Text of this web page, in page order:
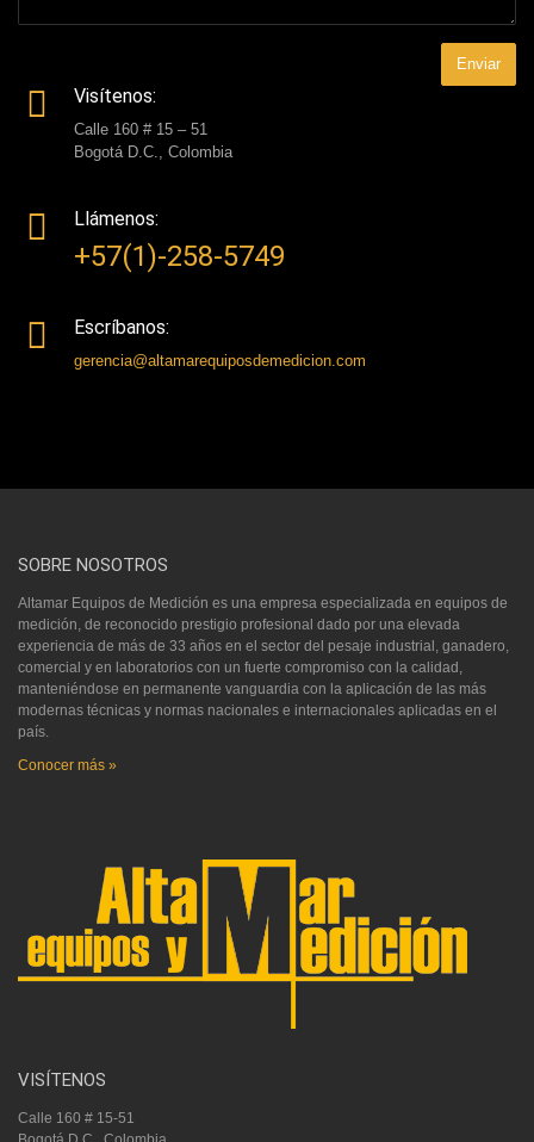
Visítenos:
Calle 160 # 15 – 51
Bogotá D.C., Colombia
Llámenos:
+57(1)-258-5749
Escríbanos:
gerencia@altamarequiposdemedicion.com
SOBRE NOSOTROS
Altamar Equipos de Medición es una empresa especializada en equipos de
medición, de reconocido prestigio profesional dado por una elevada
experiencia de más de 33 años en el sector del pesaje industrial, ganadero,
comercial y en laboratorios con un fuerte compromiso con la calidad,
manteniéndose en permanente vanguardia con la aplicación de las más
modernas técnicas y normas nacionales e internacionales aplicadas en el
país.
Conocer más »
VISÍTENOS
Calle 160 # 15-51